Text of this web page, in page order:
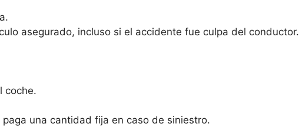
asegurado, incluso si el accidente fue culpa del conductor.
coche.
paga una cantidad fija en caso de siniestro.